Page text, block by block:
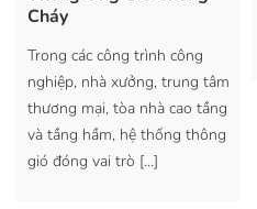
Cháy
Trong các công trình công
nghiệp, nhà xưởng, trung tâm
thương mại, tòa nhà cao tầng
và tầng hầm, hệ thống thông
gió đóng vai trò […]